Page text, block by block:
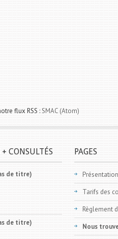
flux RSS :SMAC (Atom)
+ CONSULTÉS
de titre)
de titre)
PAGES
Tarifs des
Règlement
Nous